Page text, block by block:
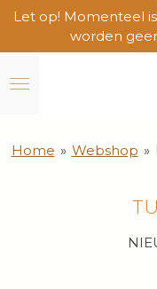
Ga
naar
de
Let op! Momenteel
worden
Home » Webshop »